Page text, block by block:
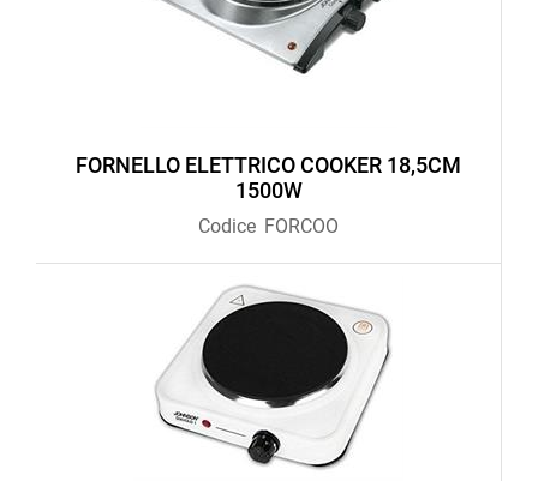
FORNELLO ELETTRICO COOKER 18,5CM
1500W
Codice FORCOO